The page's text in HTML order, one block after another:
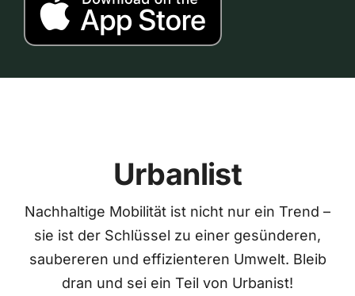
Urbanlist
Nachhaltige Mobilität ist nicht nur ein Trend –
sie ist der Schlüssel zu einer gesünderen,
saubereren und effizienteren Umwelt. Bleib
dran und sei ein Teil von Urbanist!